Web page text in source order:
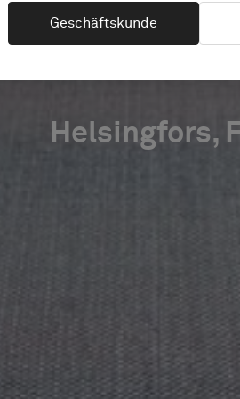
Helsingfors,
Geschäftskunde